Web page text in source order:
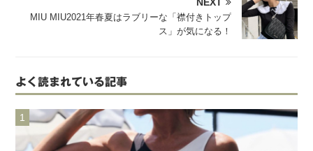
MIU MIU2021年春夏はラブリーな「襟付きトップ
ス」が気になる！
よく読まれている記事